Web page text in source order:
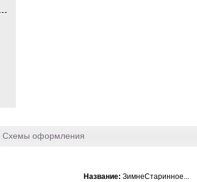
Схемы оформления
Название: ЗимнеСтаринное...